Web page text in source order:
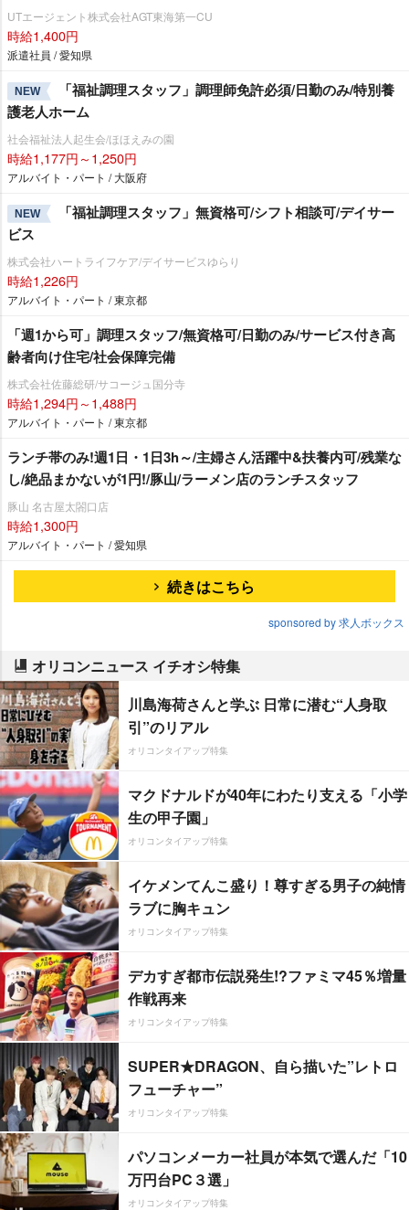
UTエージェント株式会社AGT東海第一CU
時給1,400円
派遣社員 / 愛知県
NEW
「福祉調理スタッフ」調理師免許必須/日勤のみ/特別養
護老人ホーム
社会福祉法人起生会/ほほえみの園
時給1,177円～1,250円
アルバイト・パート / 大阪府
NEW
「福祉調理スタッフ」無資格可/シフト相談可/デイサー
ビス
株式会社ハートライフケア/デイサービスゆらり
時給1,226円
アルバイト・パート / 東京都
「週1から可」調理スタッフ/無資格可/日勤のみ/サービス付き高
齢者向け住宅/社会保障完備
株式会社佐藤総研/サコージュ国分寺
時給1,294円～1,488円
アルバイト・パート / 東京都
ランチ帯のみ!週1日・1日3h～/主婦さん活躍中&扶養内可/残業な
し/絶品まかないが1円!/豚山/ラーメン店のランチスタッフ
豚山 名古屋太閤口店
時給1,300円
アルバイト・パート / 愛知県
続きはこちら
sponsored by 求人ボックス
オリコンニュース イチオシ特集
川島海荷さんと学ぶ 日常に潜む“人身取
引”のリアル
オリコンタイアップ特集
マクドナルドが40年にわたり支える「小学
生の甲子園」
オリコンタイアップ特集
イケメンてんこ盛り！尊すぎる男子の純情
ラブに胸キュン
オリコンタイアップ特集
デカすぎ都市伝説発生!?ファミマ45％増量
作戦再来
オリコンタイアップ特集
SUPER★DRAGON、自ら描いた”レトロ
フューチャー”
オリコンタイアップ特集
パソコンメーカー社員が本気で選んだ「10
万円台PC３選」
オリコンタイアップ特集